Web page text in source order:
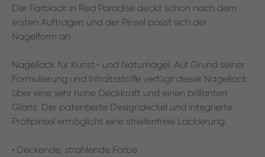
Der Farblack in Red Paradise deckt schon nach dem
ersten Auftragen und der Pinsel passt sich der
Nagelform an
Nagellack für Kunst- und Naturnägel. Auf Grund seiner
Formulierung und Inhaltsstoffe verfügt dieser Nagellack
über eine sehr hohe Deckkraft und einen brillanten
Glanz. Der patentierte Designdeckel und integrierte
Profipinsel ermöglicht eine streifenfreie Lackierung.
• Deckende, strahlende Farbe